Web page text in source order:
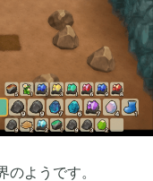
ようです。